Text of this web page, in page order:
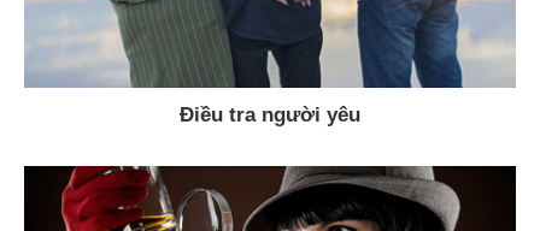
Điều tra người yêu